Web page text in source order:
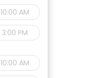
10:00 AM
3:00 PM
10:00 AM